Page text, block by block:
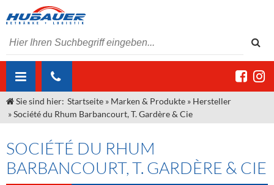
ÜBER UNS
Unser Liefergebiet
Angebote Gastronomie & Großhandel
Gastronomie
Innovation - Die Neue Art des Bierzapfens
MARKEN & PRODUKTE
Sie sind hier: Startseite » Marken & Produkte » Hersteller
»Société du Rhum Barbancourt, T. Gardère & Cie
SOCIÉTÉ DU RHUM
BARBANCOURT, T. GARDÈRE & CIE